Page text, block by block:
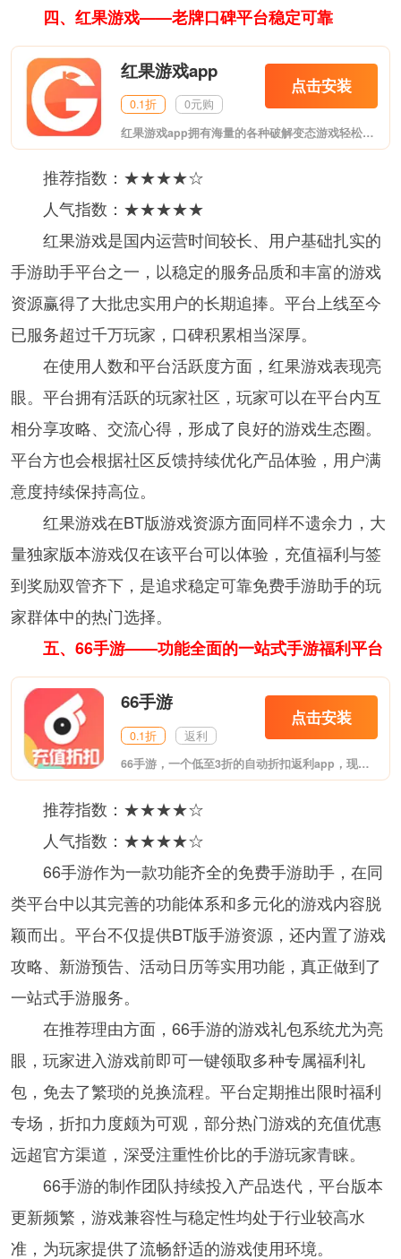
四、红果游戏——老牌口碑平台稳定可靠
红果游戏app
0.1折 0元购
点击安装
红果游戏app拥有海量的各种破解变态游戏轻松下载畅玩!游戏品类齐全变态网游、网游、GM、H5、折扣;游戏福利上线送满V，无限元宝!红果游戏app自助返利最高可达500%。
推荐指数：★★★★☆
人气指数：★★★★★
红果游戏是国内运营时间较长、用户基础扎实的
手游助手平台之一，以稳定的服务品质和丰富的游戏
资源赢得了大批忠实用户的长期追捧。平台上线至今
已服务超过千万玩家，口碑积累相当深厚。
在使用人数和平台活跃度方面，红果游戏表现亮
眼。平台拥有活跃的玩家社区，玩家可以在平台内互
相分享攻略、交流心得，形成了良好的游戏生态圈。
平台方也会根据社区反馈持续优化产品体验，用户满
意度持续保持高位。
红果游戏在BT版游戏资源方面同样不遗余力，大
量独家版本游戏仅在该平台可以体验，充值福利与签
到奖励双管齐下，是追求稳定可靠免费手游助手的玩
家群体中的热门选择。
五、66手游——功能全面的一站式手游福利平台
66手游​
0.1折 返利
点击安装
66手游​，一个低至3折的自动折扣返利app，现已经和少年三国志、航海王启航、口袋妖怪复刻、口袋妖怪新世代、女神联盟2、问道等精品手游深度合作，充值极速到账，折扣低到不敢信!提供新游开服表信息、手游礼包免费领取、手游首充号其他用户福利，动作冒险、赛车竞技、模拟养成、网络游戏等热门手游， 66手游平台涵盖卡牌回合、角色扮演、策略等多种类型的优质游戏，并为玩家在手游充值提供优惠的价格服务。
推荐指数：★★★★☆
人气指数：★★★★☆
66手游作为一款功能齐全的免费手游助手，在同
类平台中以其完善的功能体系和多元化的游戏内容脱
颖而出。平台不仅提供BT版手游资源，还内置了游戏
攻略、新游预告、活动日历等实用功能，真正做到了
一站式手游服务。
在推荐理由方面，66手游的游戏礼包系统尤为亮
眼，玩家进入游戏前即可一键领取多种专属福利礼
包，免去了繁琐的兑换流程。平台定期推出限时福利
专场，折扣力度颇为可观，部分热门游戏的充值优惠
远超官方渠道，深受注重性价比的手游玩家青睐。
66手游的制作团队持续投入产品迭代，平台版本
更新频繁，游戏兼容性与稳定性均处于行业较高水
准，为玩家提供了流畅舒适的游戏使用环境。